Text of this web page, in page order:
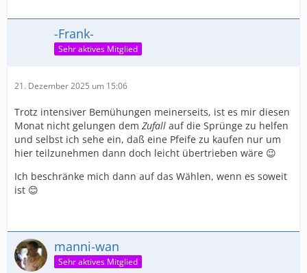
-Frank-
Sehr aktives Mitglied
21. Dezember 2025 um 15:06
Trotz intensiver Bemühungen meinerseits, ist es mir diesen
Monat nicht gelungen dem Zufall auf die Sprünge zu helfen
und selbst ich sehe ein, daß eine Pfeife zu kaufen nur um
hier teilzunehmen dann doch leicht übertrieben wäre 😉
Ich beschränke mich dann auf das Wählen, wenn es soweit
ist 😊
manni-wan
Sehr aktives Mitglied